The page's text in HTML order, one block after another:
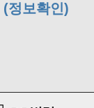
(정보확인)